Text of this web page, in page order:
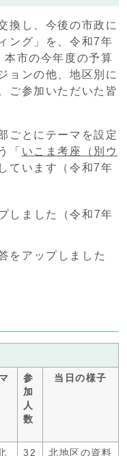
換し、今後の市政に
ング」を、令和7年
本市の今年度の予算
ョンの他、地区別に
ご参加いただいた皆
ごとにテーマを設定
「 いこま考座
（別ウ
ています（令和7年
しました（令和7年
をアップしました
参
加
人
数
当日の様子
32 北地区の資料